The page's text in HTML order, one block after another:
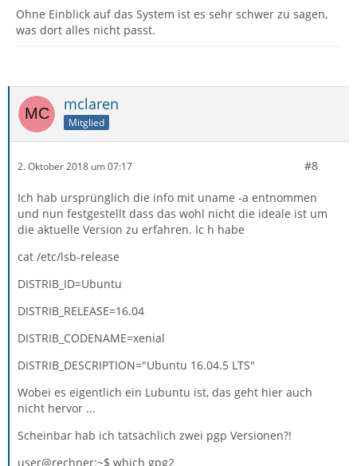
Ohne Einblick auf das System ist es sehr schwer zu sagen,
was dort alles nicht passt.
mclaren
Mitglied
2. Oktober 2018 um 07:17 #8
Ich hab ursprünglich die info mit uname -a entnommen
und nun festgestellt dass das wohl nicht die ideale ist um
die aktuelle Version zu erfahren. Ic h habe
cat /etc/lsb-release
DISTRIB_ID=Ubuntu
DISTRIB_RELEASE=16.04
DISTRIB_CODENAME=xenial
DISTRIB_DESCRIPTION="Ubuntu 16.04.5 LTS"
Wobei es eigentlich ein Lubuntu ist, das geht hier auch
nicht hervor ...
Scheinbar hab ich tatsächlich zwei pgp Versionen?!
user@rechner:~$ which gpg2